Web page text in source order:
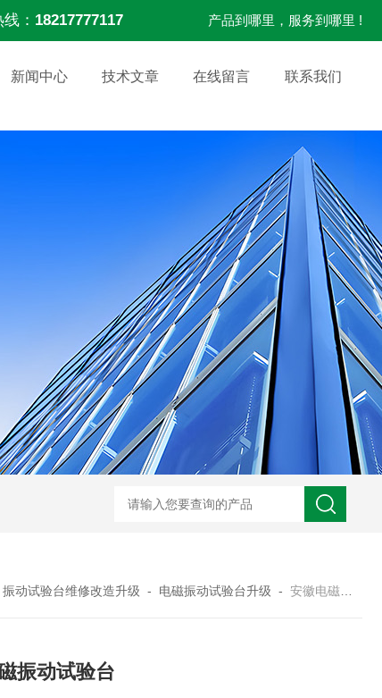
： 18217777117 产品到哪里，服务到哪里 !
新闻中心 技术文章 在线留言 联系我们
JW-5405A复合盐雾试验箱
振动试验台维修改造升级 - 电磁振动试验台升级 -安徽电磁振动试验台
振动试验台